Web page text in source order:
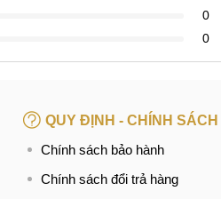
0
0
QUY ĐỊNH - CHÍNH SÁCH
Chính sách bảo hành
Chính sách đổi trả hàng